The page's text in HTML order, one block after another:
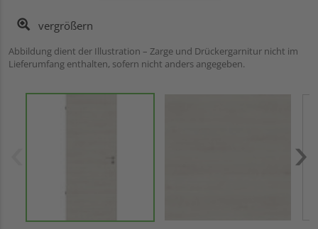
vergrößern
Abbildung dient der Illustration – Zarge und Drückergarnitur nicht im
Lieferumfang enthalten, sofern nicht anders angegeben.